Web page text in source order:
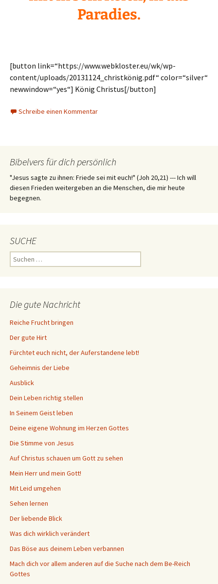
Paradies.
[button link=“https://www.webkloster.eu/wk/wp-
content/uploads/20131124_christkönig.pdf“ color=“silver“
newwindow=“yes“] König Christus[/button]
Schreibe einen Kommentar
Bibelvers für dich persönlich
"Jesus sagte zu ihnen: Friede sei mit euch!" (Joh 20,21) --- Ich will
diesen Frieden weitergeben an die Menschen, die mir heute
begegnen.
SUCHE
Suchen
nach:
Die gute Nachricht
Reiche Frucht bringen
Der gute Hirt
Fürchtet euch nicht, der Auferstandene lebt!
Geheimnis der Liebe
Ausblick
Dein Leben richtig stellen
In Seinem Geist leben
Deine eigene Wohnung im Herzen Gottes
Die Stimme von Jesus
Auf Christus schauen um Gott zu sehen
Mein Herr und mein Gott!
Mit Leid umgehen
Sehen lernen
Der liebende Blick
Was dich wirklich verändert
Das Böse aus deinem Leben verbannen
Mach dich vor allem anderen auf die Suche nach dem Be-Reich
Gottes